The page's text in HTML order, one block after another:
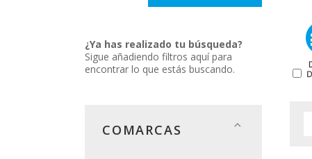
¿Ya has realizado tu búsqueda?
Sigue añadiendo filtros aquí para
encontrar lo que estás buscando.
COMARCAS